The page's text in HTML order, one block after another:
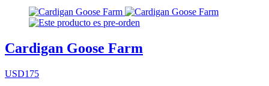
Cardigan Goose Farm
USD175